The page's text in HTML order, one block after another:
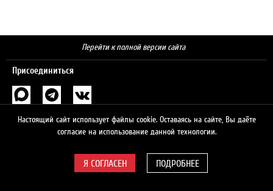
Перейти к полной версии сайта
Присоединиться
Поиск
Настоящий сайт использует файлы cookie. Оставаясь на сайте, Вы даёте
согласие на использование данной технологии.
ПОДРОБНЕЕ